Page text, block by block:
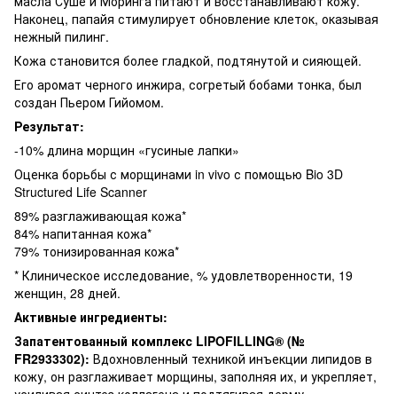
Наконец, папайя стимулирует обновление клеток, оказывая
нежный пилинг.
Кожа становится более гладкой, подтянутой и сияющей.
Его аромат черного инжира, согретый бобами тонка, был
создан Пьером Гийомом.
Результат:
-10% длина морщин «гусиные лапки»
Оценка борьбы с морщинами in vivo с помощью Bio 3D
Structured Life Scanner
89% разглаживающая кожа*
84% напитанная кожа*
79% тонизированная кожа*
* Клиническое исследование, % удовлетворенности, 19
женщин, 28 дней.
Активные ингредиенты:
Запатентованный комплекс LIPOFILLING® (№
FR2933302): Вдохновленный техникой инъекции липидов в
кожу, он разглаживает морщины, заполняя их, и укрепляет,